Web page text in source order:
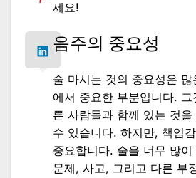
세요!
음주의 중요성
술 마시는 것의 중요성은
에서 중요한 부분입니다.
른 사람들과 함께 있는 것
수 있습니다. 하지만, 책임
중요합니다. 술을 너무 많
문제, 사고, 그리고 다른 부